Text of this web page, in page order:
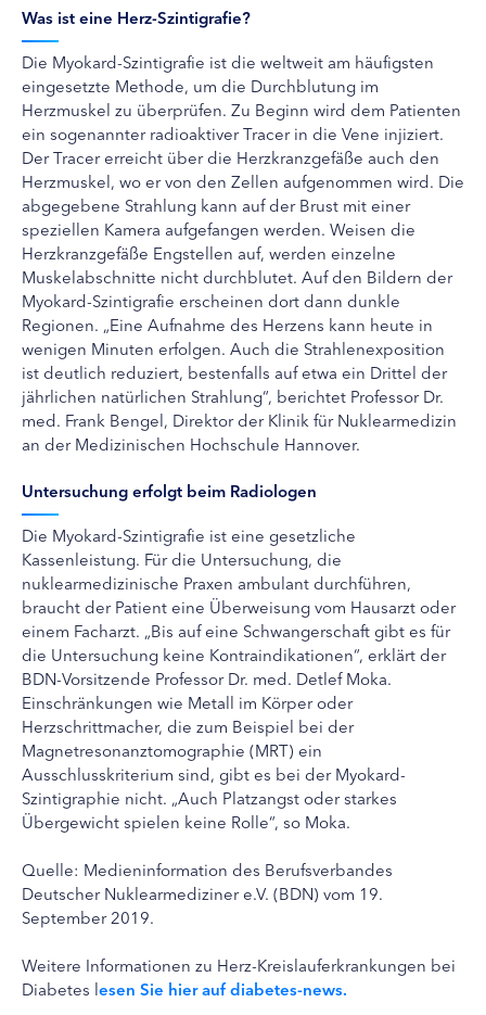
Was ist eine Herz-Szintigrafie?
Die Myokard-Szintigrafie ist die weltweit am häufigsten
eingesetzte Methode, um die Durchblutung im
Herzmuskel zu überprüfen. Zu Beginn wird dem Patienten
ein sogenannter radioaktiver Tracer in die Vene injiziert.
Der Tracer erreicht über die Herzkranzgefäße auch den
Herzmuskel, wo er von den Zellen aufgenommen wird. Die
abgegebene Strahlung kann auf der Brust mit einer
speziellen Kamera aufgefangen werden. Weisen die
Herzkranzgefäße Engstellen auf, werden einzelne
Muskelabschnitte nicht durchblutet. Auf den Bildern der
Myokard-Szintigrafie erscheinen dort dann dunkle
Regionen. „Eine Aufnahme des Herzens kann heute in
wenigen Minuten erfolgen. Auch die Strahlenexposition
ist deutlich reduziert, bestenfalls auf etwa ein Drittel der
jährlichen natürlichen Strahlung“, berichtet Professor Dr.
med. Frank Bengel, Direktor der Klinik für Nuklearmedizin
an der Medizinischen Hochschule Hannover.
Untersuchung erfolgt beim Radiologen
Die Myokard-Szintigrafie ist eine gesetzliche
Kassenleistung. Für die Untersuchung, die
nuklearmedizinische Praxen ambulant durchführen,
braucht der Patient eine Überweisung vom Hausarzt oder
einem Facharzt. „Bis auf eine Schwangerschaft gibt es für
die Untersuchung keine Kontraindikationen“, erklärt der
BDN-Vorsitzende Professor Dr. med. Detlef Moka.
Einschränkungen wie Metall im Körper oder
Herzschrittmacher, die zum Beispiel bei der
Magnetresonanztomographie (MRT) ein
Ausschlusskriterium sind, gibt es bei der Myokard-
Szintigraphie nicht. „Auch Platzangst oder starkes
Übergewicht spielen keine Rolle“, so Moka.
Quelle: Medieninformation des Berufsverbandes
Deutscher Nuklearmediziner e.V. (BDN) vom 19.
September 2019.
Weitere Informationen zu Herz-Kreislauferkrankungen bei
Diabetes lesen Sie hier auf diabetes-news.